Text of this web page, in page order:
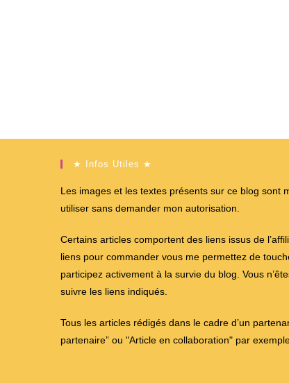
★ Infos Utiles ★
Les images et les textes présents sur ce blog sont
utiliser sans demander mon autorisation.
Certains articles comportent des liens issus de
liens pour commander vous me permettez de
participez activement à la survie du blog. Vous
suivre les liens indiqués.
Tous les articles rédigés dans le cadre d’un
partenaire” ou "Article en collaboration" par